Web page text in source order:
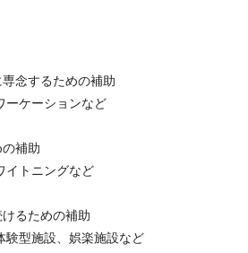
念するための補助
ケーションなど
補助
トニングなど
るための補助
型施設、娯楽施設など